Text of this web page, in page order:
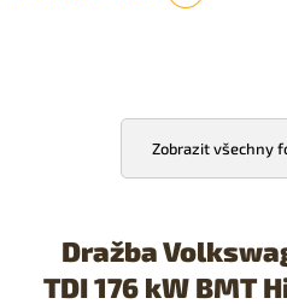
Zobrazit všechny
Dražba
TDI 176 kW BMT